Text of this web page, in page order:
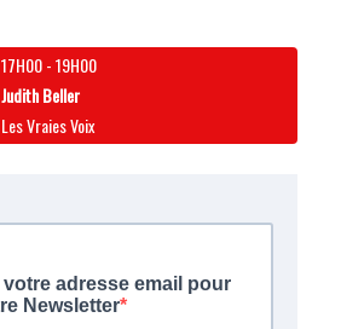
17H00-19H00
Judith Beller
Les Vraies Voix